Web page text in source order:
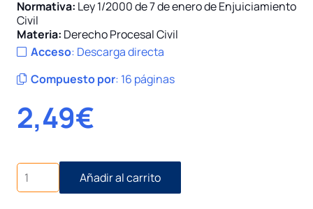
Normativa: Ley 1/2000 de 7 de enero de Enjuiciamiento
Civil
Materia: Derecho Procesal Civil
Acceso: Descarga directa
Compuesto por: 16 páginas
2,49€
Actos
de
comunicación
Añadir al carrito